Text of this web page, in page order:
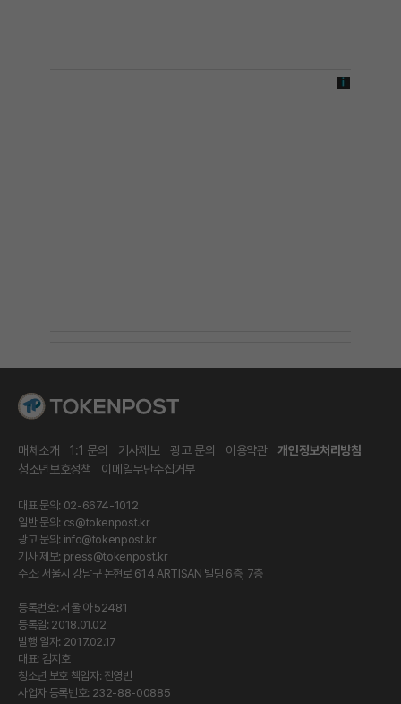
매체소개 1:1 문의 기사제보 광고 문의 이용약관
개인정보처리방침
청소년보호정책
이메일무단수집거부
대표 문의: 02-6674-1012
일반 문의: cs@tokenpost.kr
광고 문의: info@tokenpost.kr
기사 제보: press@tokenpost.kr
주소: 서울시 강남구 논현로 614 ARTISAN 빌딩 6층, 7층
등록번호: 서울 아 52481
등록일: 2018.01.02
발행 일자: 2017.02.17
대표: 김지호
청소년 보호 책임자: 전영빈
사업자 등록번호: 232-88-00885